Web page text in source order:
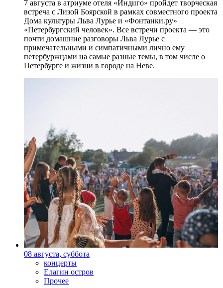
7 августа в атриуме отеля «Индиго» пройдет творческая
встреча с Лизой Боярской в рамках совместного проекта
Дома культуры Льва Лурье и «Фонтанки.ру»
«Петербургский человек». Все встречи проекта — это
почти домашние разговоры Льва Лурье с
примечательными и симпатичными лично ему
петербуржцами на самые разные темы, в том числе о
Петербурге и жизни в городе на Неве.
08 августа, суббота
концерты
Елагин остров
Прочее